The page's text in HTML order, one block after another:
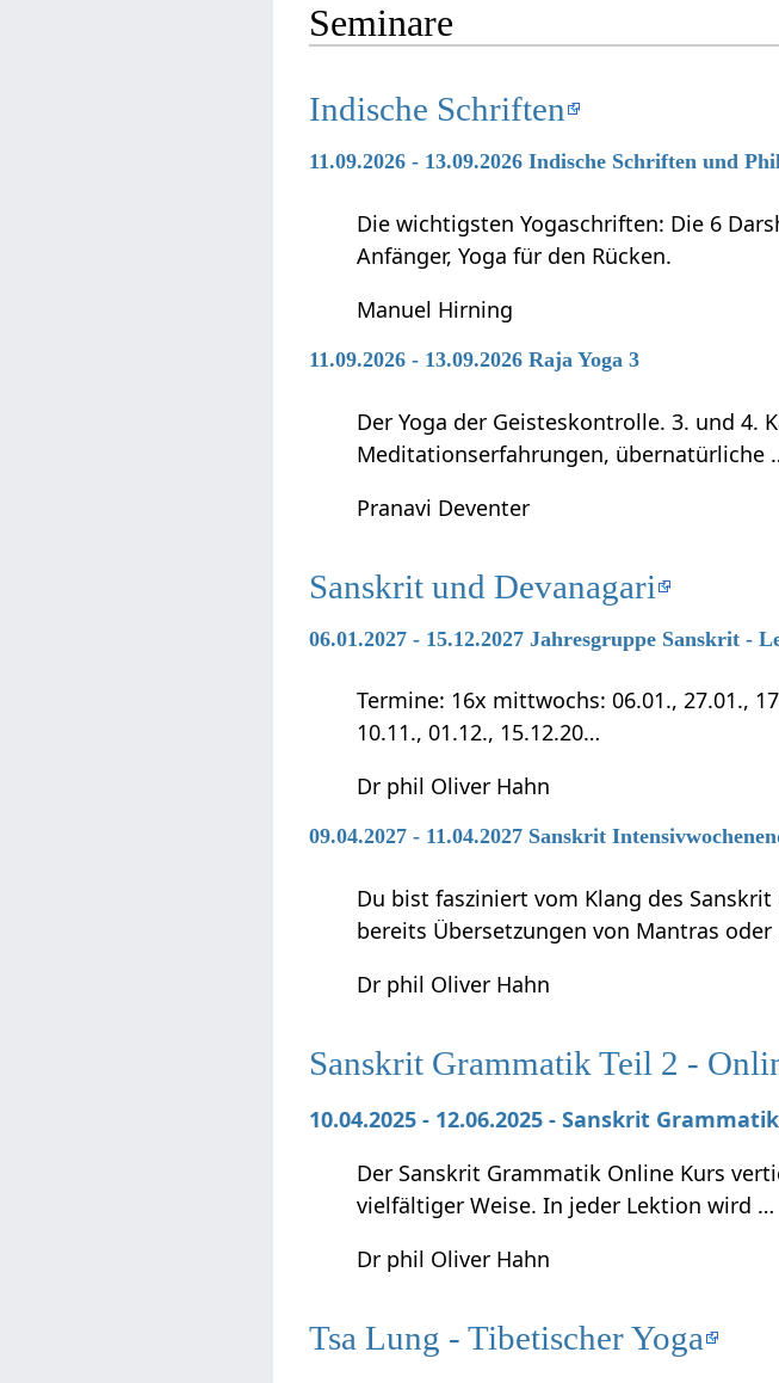
Seminare
Indische Schriften
11.09.2026 - 13.09.2026 Indische Schriften und
Die wichtigsten Yogaschriften: Die 6
Anfänger, Yoga für den Rücken.
Manuel Hirning
11.09.2026 - 13.09.2026 Raja Yoga 3
Der Yoga der Geisteskontrolle. 3. und 4.
Meditationserfahrungen, übernatürliche
Pranavi Deventer
Sanskrit und Devanagari
06.01.2027 - 15.12.2027 Jahresgruppe Sanskrit
Termine: 16x mittwochs: 06.01., 27.01.,
10.11., 01.12., 15.12.20…
Dr phil Oliver Hahn
09.04.2027 - 11.04.2027 Sanskrit
Du bist fasziniert vom Klang des
bereits Übersetzungen von Mantras
Dr phil Oliver Hahn
Sanskrit Grammatik Teil 2 -
10.04.2025 - 12.06.2025 - Sanskrit
Der Sanskrit Grammatik Online Kurs
vielfältiger Weise. In jeder Lektion wird …
Dr phil Oliver Hahn
Tsa Lung - Tibetischer Yoga